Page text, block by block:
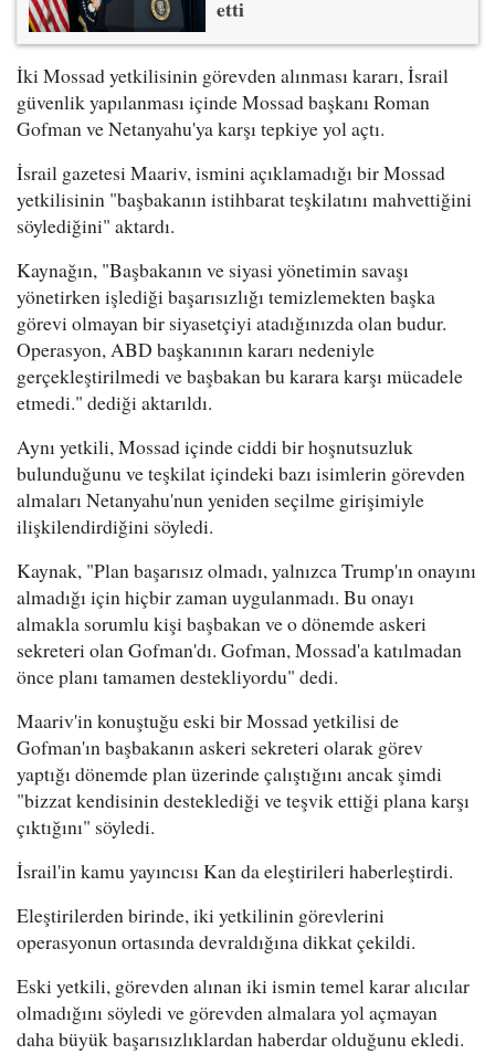
etti
İki Mossad yetkilisinin görevden alınması kararı, İsrail
güvenlik yapılanması içinde Mossad başkanı Roman
Gofman ve Netanyahu'ya karşı tepkiye yol açtı.
İsrail gazetesi Maariv, ismini açıklamadığı bir Mossad
yetkilisinin "başbakanın istihbarat teşkilatını mahvettiğini
söylediğini" aktardı.
Kaynağın, "Başbakanın ve siyasi yönetimin savaşı
yönetirken işlediği başarısızlığı temizlemekten başka
görevi olmayan bir siyasetçiyi atadığınızda olan budur.
Operasyon, ABD başkanının kararı nedeniyle
gerçekleştirilmedi ve başbakan bu karara karşı mücadele
etmedi." dediği aktarıldı.
Aynı yetkili, Mossad içinde ciddi bir hoşnutsuzluk
bulunduğunu ve teşkilat içindeki bazı isimlerin görevden
almaları Netanyahu'nun yeniden seçilme girişimiyle
ilişkilendirdiğini söyledi.
Kaynak, "Plan başarısız olmadı, yalnızca Trump'ın onayını
almadığı için hiçbir zaman uygulanmadı. Bu onayı
almakla sorumlu kişi başbakan ve o dönemde askeri
sekreteri olan Gofman'dı. Gofman, Mossad'a katılmadan
önce planı tamamen destekliyordu" dedi.
Maariv'in konuştuğu eski bir Mossad yetkilisi de
Gofman'ın başbakanın askeri sekreteri olarak görev
yaptığı dönemde plan üzerinde çalıştığını ancak şimdi
"bizzat kendisinin desteklediği ve teşvik ettiği plana karşı
çıktığını" söyledi.
İsrail'in kamu yayıncısı Kan da eleştirileri haberleştirdi.
Eleştirilerden birinde, iki yetkilinin görevlerini
operasyonun ortasında devraldığına dikkat çekildi.
Eski yetkili, görevden alınan iki ismin temel karar alıcılar
olmadığını söyledi ve görevden almalara yol açmayan
daha büyük başarısızlıklardan haberdar olduğunu ekledi.